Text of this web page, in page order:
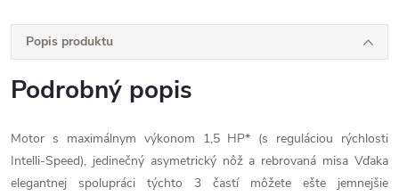
Popis produktu
Podrobný popis
Motor s maximálnym výkonom 1,5 HP* (s reguláciou rýchlosti
Intelli-Speed), jedinečný asymetrický nôž a rebrovaná misa Vďaka
elegantnej spolupráci týchto 3 častí môžete ešte jemnejšie